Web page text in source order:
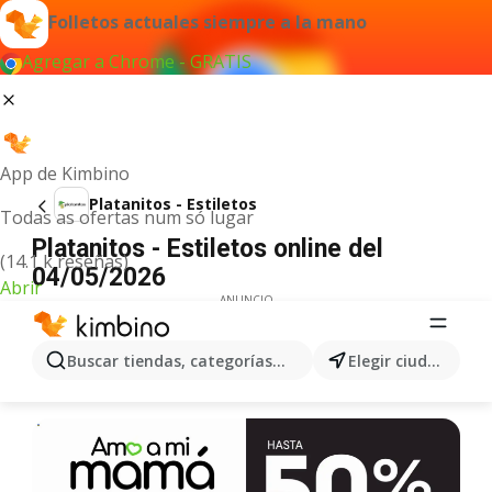
Folletos actuales siempre a la mano
Agregar a Chrome - GRATIS
App de Kimbino
Todas as ofertas num só lugar
(14.1 k reseñas)
Abrir
Buscar tiendas, categorías, productos... Elegir ciudad
Platanitos - Estiletos
Platanitos - Estiletos online del
04/05/2026
ANUNCIO